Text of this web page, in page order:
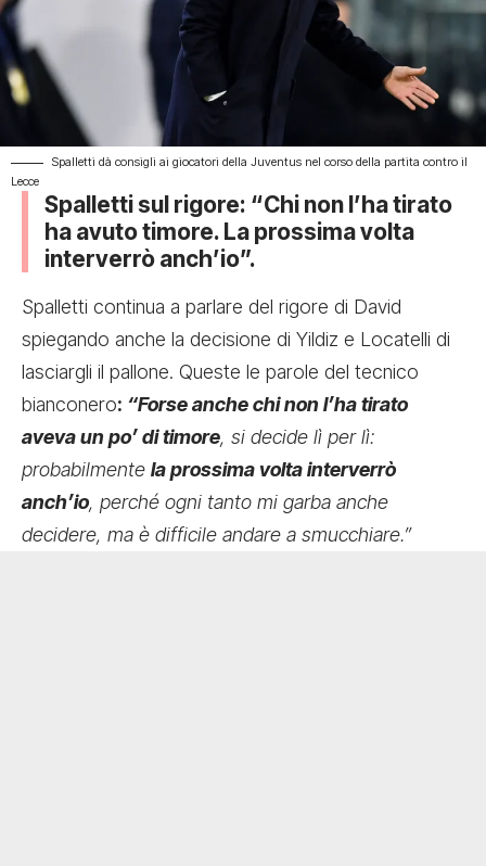
Spalletti dà consigli ai giocatori della Juventus nel corso della partita contro il
Lecce
Spalletti sul rigore: “Chi non l’ha tirato
ha avuto timore. La prossima volta
interverrò anch’io”.
Spalletti continua a parlare del rigore di David
spiegando anche la decisione di Yildiz e Locatelli di
lasciargli il pallone. Queste le parole del tecnico
bianconero: “Forse anche chi non l’ha tirato
aveva un po’ di timore, si decide lì per lì:
probabilmente la prossima volta interverrò
anch’io, perché ogni tanto mi garba anche
decidere, ma è difficile andare a smucchiare.”